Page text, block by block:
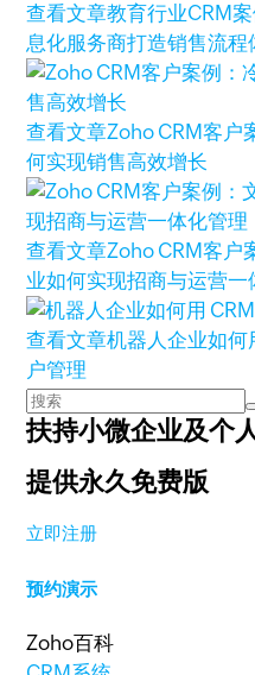
查看文章教育行业CRM
息化服务商打造销售流程
查看文章Zoho CRM客户
何实现销售高效增长
查看文章Zoho CRM客户
业如何实现招商与运营一
查看文章机器人企业如何
户管理
扶持小微企业及个
提供永久免费版
立即注册
预约演示
Zoho百科